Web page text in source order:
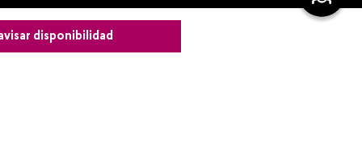
disponibilidad